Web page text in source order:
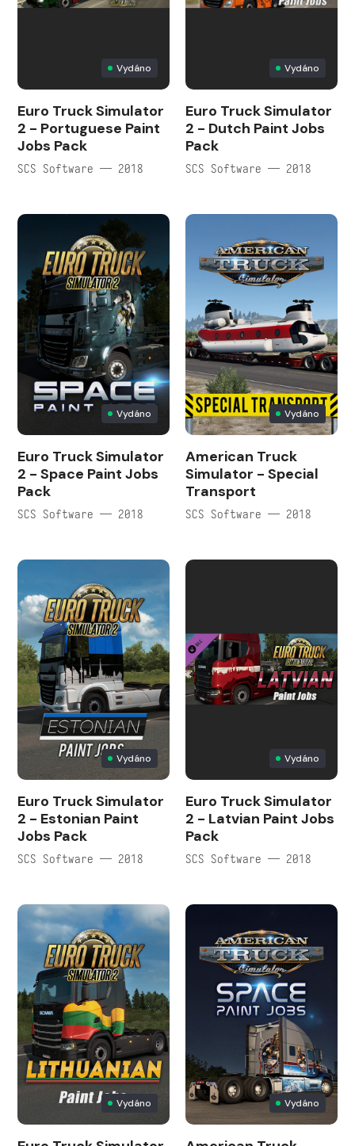
Vydáno
Euro Truck Simulator
2 - Portuguese Paint
Jobs Pack
SCS Software — 2018
Vydáno
Euro Truck Simulator
2 - Dutch Paint Jobs
Pack
SCS Software — 2018
Vydáno
Euro Truck Simulator
2 - Space Paint Jobs
Pack
SCS Software — 2018
Vydáno
American Truck
Simulator - Special
Transport
SCS Software — 2018
Vydáno
Euro Truck Simulator
2 - Estonian Paint
Jobs Pack
SCS Software — 2018
Vydáno
Euro Truck Simulator
2 - Latvian Paint Jobs
Pack
SCS Software — 2018
Vydáno Vydáno